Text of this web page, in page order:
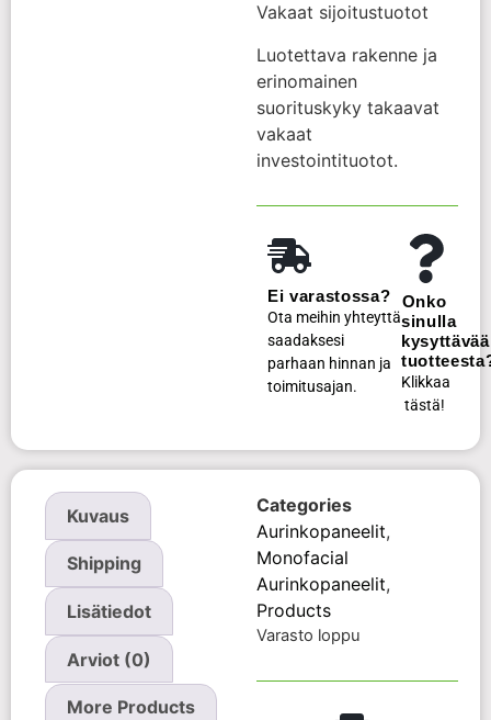
Vakaat sijoitustuotot
Luotettava rakenne ja
erinomainen
suorituskyky takaavat
vakaat
investointituotot.
Ei varastossa?
Ota meihin yhteyttä
saadaksesi
parhaan hinnan ja
toimitusajan.
Onko
sinulla
kysyttävää
Klikkaa
tästä!
Kuvaus
Shipping
Lisätiedot
Arviot (0)
More Products
Categories
Aurinkopaneelit,
Monofacial
Aurinkopaneelit,
Products
Varasto loppu